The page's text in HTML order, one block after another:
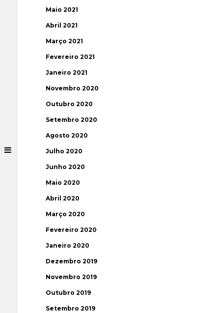
Maio 2021
Abril 2021
Março 2021
Fevereiro 2021
Janeiro 2021
Novembro 2020
Outubro 2020
Setembro 2020
Agosto 2020
Julho 2020
Junho 2020
Maio 2020
Abril 2020
Março 2020
Fevereiro 2020
Janeiro 2020
Dezembro 2019
Novembro 2019
Outubro 2019
Setembro 2019